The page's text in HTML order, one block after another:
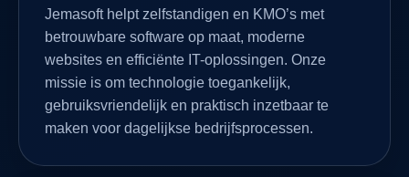
Jemasoft helpt zelfstandigen en KMO’s met
betrouwbare software op maat, moderne
websites en efficiënte IT-oplossingen. Onze
missie is om technologie toegankelijk,
gebruiksvriendelijk en praktisch inzetbaar te
maken voor dagelijkse bedrijfsprocessen.